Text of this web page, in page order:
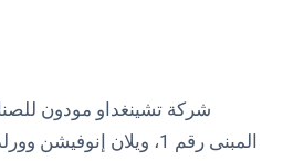
شركة تشينغداو مودون
المبنى رقم 1، ويلان